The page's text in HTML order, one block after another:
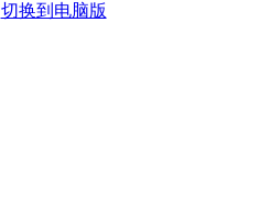
切换到电脑版